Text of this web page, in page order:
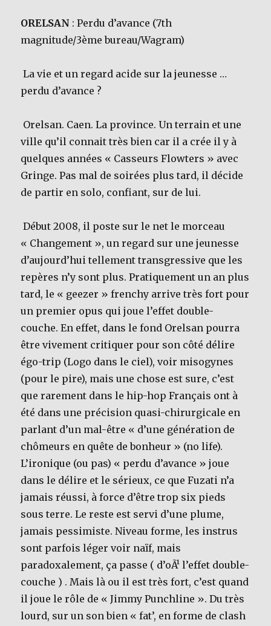
ORELSAN : Perdu d’avance (7th
magnitude/3ème bureau/Wagram)
La vie et un regard acide sur la jeunesse …
perdu d’avance ?
Orelsan. Caen. La province. Un terrain et une
ville qu’il connait très bien car il a crée il y à
quelques années « Casseurs Flowters » avec
Gringe. Pas mal de soirées plus tard, il décide
de partir en solo, confiant, sur de lui.
Début 2008, il poste sur le net le morceau
« Changement », un regard sur une jeunesse
d’aujourd’hui tellement transgressive que les
repères n’y sont plus. Pratiquement un an plus
tard, le « geezer » frenchy arrive très fort pour
un premier opus qui joue l’effet double-
couche. En effet, dans le fond Orelsan pourra
être vivement critiquer pour son côté délire
égo-trip (Logo dans le ciel), voir misogynes
(pour le pire), mais une chose est sure, c’est
que rarement dans le hip-hop Français ont à
été dans une précision quasi-chirurgicale en
parlant d’un mal-être « d’une génération de
chômeurs en quête de bonheur » (no life).
L’ironique (ou pas) « perdu d’avance » joue
dans le délire et le sérieux, ce que Fuzati n’a
jamais réussi, à force d’être trop six pieds
sous terre. Le reste est servi d’une plume,
jamais pessimiste. Niveau forme, les instrus
sont parfois léger voir naïf, mais
paradoxalement, ça passe ( d’oÃ¹ l’effet double-
couche ) . Mais là ou il est très fort, c’est quand
il joue le rôle de « Jimmy Punchline ». Du très
lourd, sur un son bien « fat’, en forme de clash